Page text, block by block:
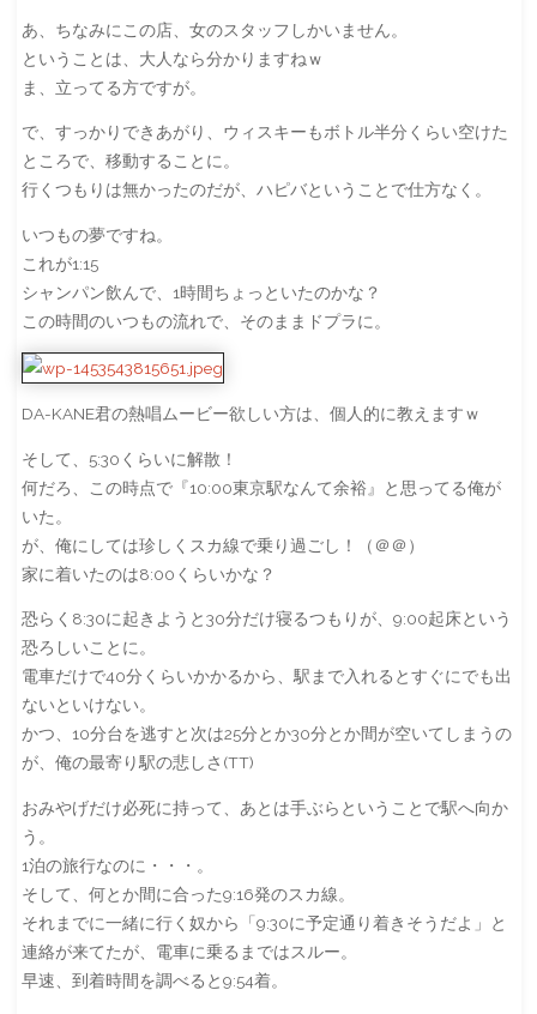
あ、ちなみにこの店、女のスタッフしかいません。
ということは、大人なら分かりますねｗ
ま、立ってる方ですが。
で、すっかりできあがり、ウィスキーもボトル半分くらい空けた
ところで、移動することに。
行くつもりは無かったのだが、ハピバということで仕方なく。
いつもの夢ですね。
これが1:15
シャンパン飲んで、1時間ちょっといたのかな？
この時間のいつもの流れで、そのままドプラに。
DA-KANE君の熱唱ムービー欲しい方は、個人的に教えますｗ
そして、5:30くらいに解散！
何だろ、この時点で『10:00東京駅なんて余裕』と思ってる俺が
いた。
が、俺にしては珍しくスカ線で乗り過ごし！（＠＠）
家に着いたのは8:00くらいかな？
恐らく8:30に起きようと30分だけ寝るつもりが、9:00起床という
恐ろしいことに。
電車だけで40分くらいかかるから、駅まで入れるとすぐにでも出
ないといけない。
かつ、10分台を逃すと次は25分とか30分とか間が空いてしまうの
が、俺の最寄り駅の悲しさ(TT)
おみやげだけ必死に持って、あとは手ぶらということで駅へ向か
う。
1泊の旅行なのに・・・。
そして、何とか間に合った9:16発のスカ線。
それまでに一緒に行く奴から「9:30に予定通り着きそうだよ」と
連絡が来てたが、電車に乗るまではスルー。
早速、到着時間を調べると9:54着。